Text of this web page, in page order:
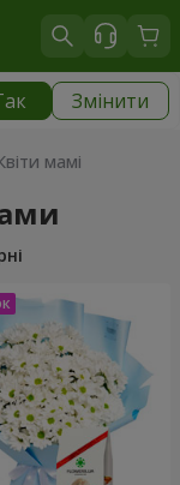
Змінити
мамі